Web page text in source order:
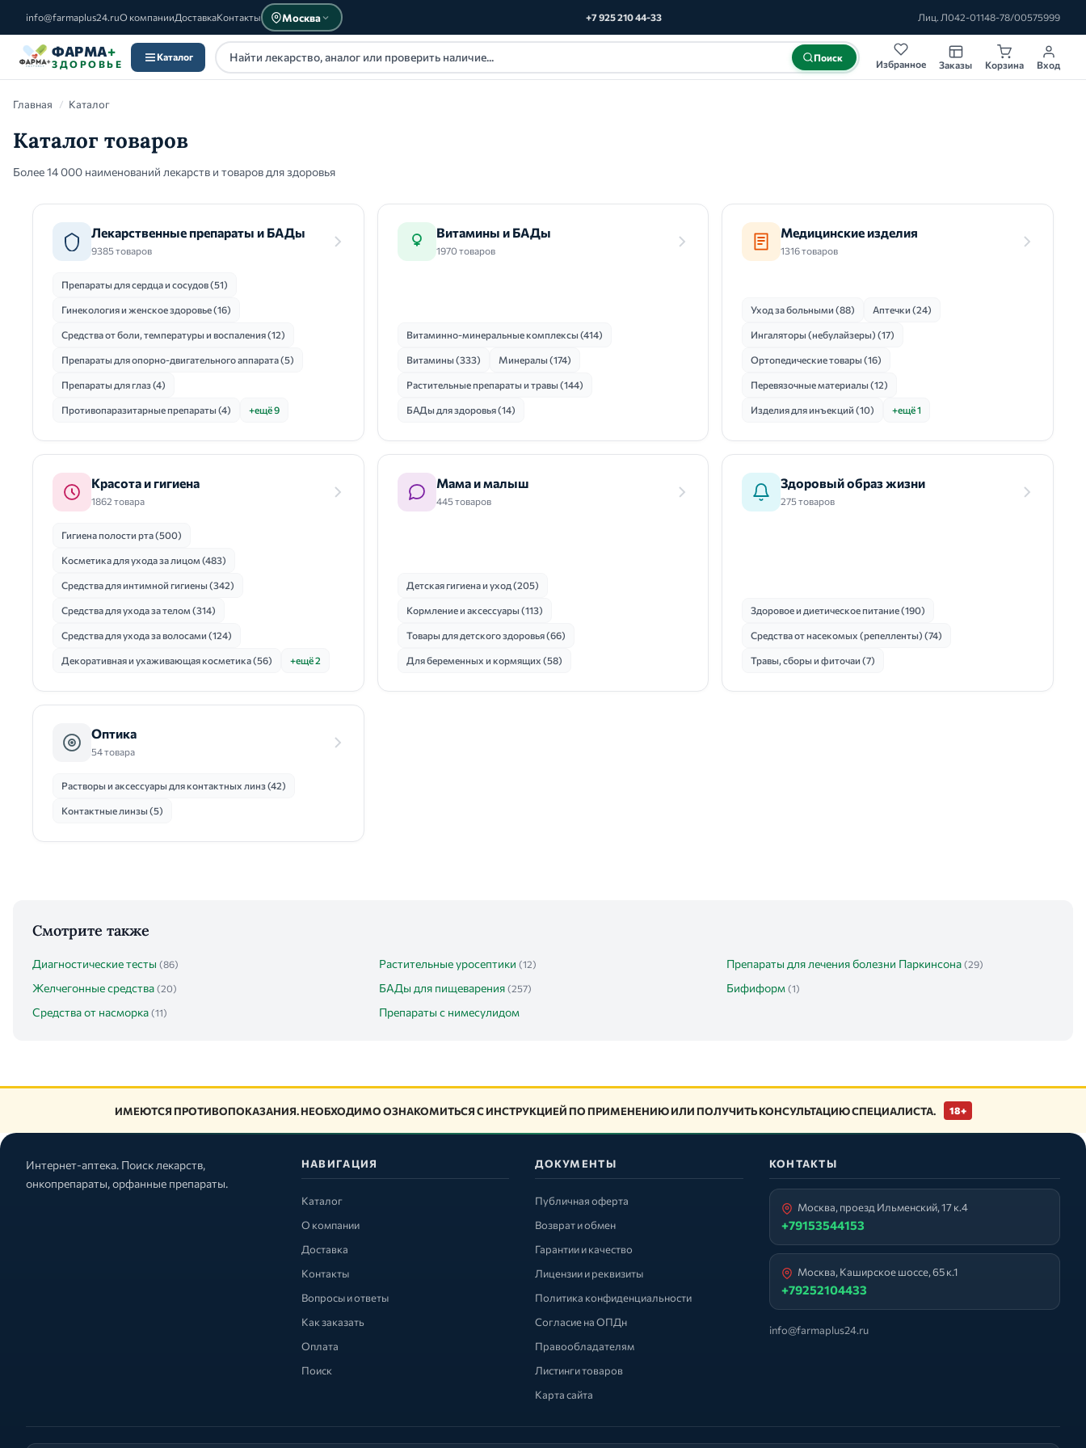
info@farmaplus24.ruО компанииДоставкаКонтакты Москва +7 925 210 44-33 Лиц. Л042-01148-78/00575999
ФАРМА+
ЗДОРОВЬЕ
Каталог Поиск
Избранное Заказы Корзина Вход
Каталог
Главная / Каталог
Каталог товаров
Более 14 000 наименований лекарств и товаров для здоровья
Лекарственные препараты и БАДы
9385 товаров
Препараты для сердца и сосудов (51)
Гинекология и женское здоровье (16)
Средства от боли, температуры и воспаления (12)
Препараты для опорно-двигательного аппарата (5)
Препараты для глаз (4)
Противопаразитарные препараты (4) +ещё 9
Витамины и БАДы
1970 товаров
Витаминно-минеральные комплексы (414)
Витамины (333) Минералы (174)
Растительные препараты и травы (144)
БАДы для здоровья (14)
Медицинские изделия
1316 товаров
Уход за больными (88) Аптечки (24)
Ингаляторы (небулайзеры) (17)
Ортопедические товары (16)
Перевязочные материалы (12)
Изделия для инъекций (10) +ещё 1
Красота и гигиена
1862 товара
Гигиена полости рта (500)
Косметика для ухода за лицом (483)
Средства для интимной гигиены (342)
Средства для ухода за телом (314)
Средства для ухода за волосами (124)
Декоративная и ухаживающая косметика (56) +ещё 2
Мама и малыш
445 товаров
Детская гигиена и уход (205)
Кормление и аксессуары (113)
Товары для детского здоровья (66)
Для беременных и кормящих (58)
Здоровый образ жизни
275 товаров
Здоровое и диетическое питание (190)
Средства от насекомых (репелленты) (74)
Травы, сборы и фиточаи (7)
Оптика
54 товара
Растворы и аксессуары для контактных линз (42)
Контактные линзы (5)
Смотрите также
Диагностические тесты (86) Растительные уросептики (12) Препараты для лечения болезни Паркинсона (29)
Желчегонные средства (20) БАДы для пищеварения (257) Бифиформ (1)
Средства от насморка (11) Препараты с нимесулидом
ИМЕЮТСЯ ПРОТИВОПОКАЗАНИЯ. НЕОБХОДИМО ОЗНАКОМИТЬСЯ С ИНСТРУКЦИЕЙ ПО ПРИМЕНЕНИЮ ИЛИ ПОЛУЧИТЬ КОНСУЛЬТАЦИЮ СПЕЦИАЛИСТА. 18+
Интернет-аптека. Поиск лекарств,
онкопрепараты, орфанные препараты.
НАВИГАЦИЯ
Каталог
О компании
Доставка
Контакты
Вопросы и ответы
Как заказать
Оплата
Поиск
ДОКУМЕНТЫ
Публичная оферта
Возврат и обмен
Гарантии и качество
Лицензии и реквизиты
Политика конфиденциальности
Согласие на ОПДн
Правообладателям
Листинги товаров
Карта сайта
КОНТАКТЫ
Москва, проезд Ильменский, 17 к.4
+79153544153
Москва, Каширское шоссе, 65 к.1
+79252104433
info@farmaplus24.ru